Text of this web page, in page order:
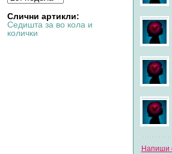
Слични артикли:
Седишта за во кола и
колички
во 13:33
темаНиска Плацена
Напиши